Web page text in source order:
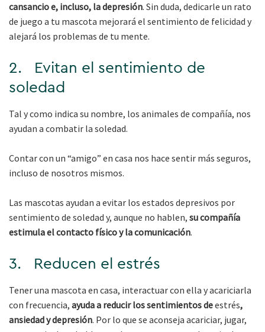
cansancio e, incluso, la depresión. Sin duda, dedicarle un rato
de juego a tu mascota mejorará el sentimiento de felicidad y
alejará los problemas de tu mente.
2. Evitan el sentimiento de
soledad
Tal y como indica su nombre, los animales de compañía, nos
ayudan a combatir la soledad.
Contar con un “amigo” en casa nos hace sentir más seguros,
incluso de nosotros mismos.
Las mascotas ayudan a evitar los estados depresivos por
sentimiento de soledad y, aunque no hablen, su compañía
estimula el contacto físico y la comunicación.
3. Reducen el estrés
Tener una mascota en casa, interactuar con ella y acariciarla
con frecuencia, ayuda a reducir los sentimientos deestrés,
ansiedad y depresión. Por lo que se aconseja acariciar, jugar,